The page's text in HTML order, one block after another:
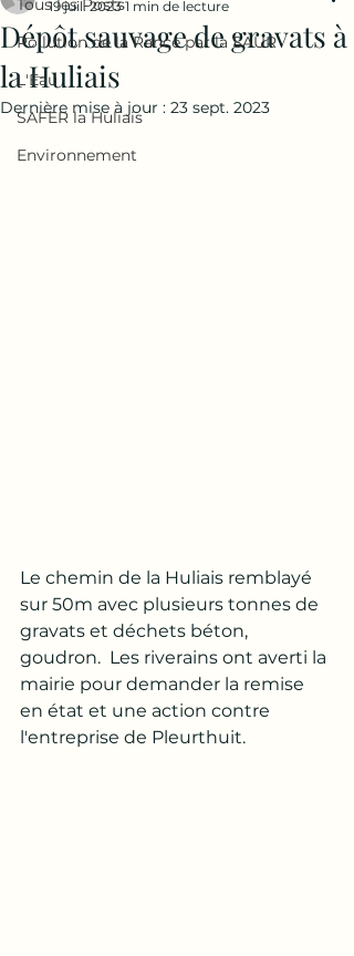
Tous les Posts
Pollution de la Rance par la SAUR
L'Eau
SAFER la Huliais
Environnement
Dépôt sauvage de gravats à
la Huliais
19 juil. 2023 1 min de lecture
Dernière mise à jour : 23 sept. 2023
Le chemin de la Huliais remblayé
sur 50m avec plusieurs tonnes de
gravats et déchets béton,
goudron.  Les riverains ont averti la
mairie pour demander la remise
en état et une action contre
l'entreprise de Pleurthuit.